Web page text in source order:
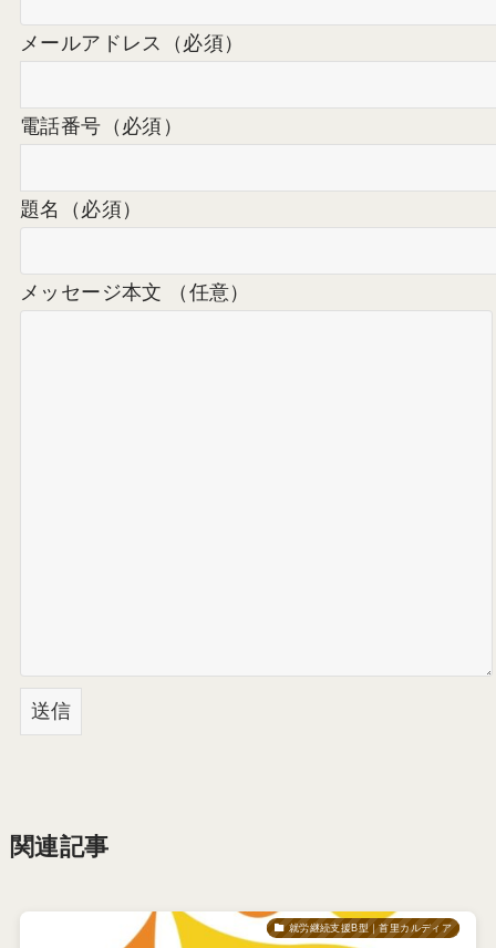
メールアドレス （必須）
電話番号 （必須）
題名 （必須）
メッセージ本文 （任意）
関連記事
就労継続支援B型｜首里カルディア